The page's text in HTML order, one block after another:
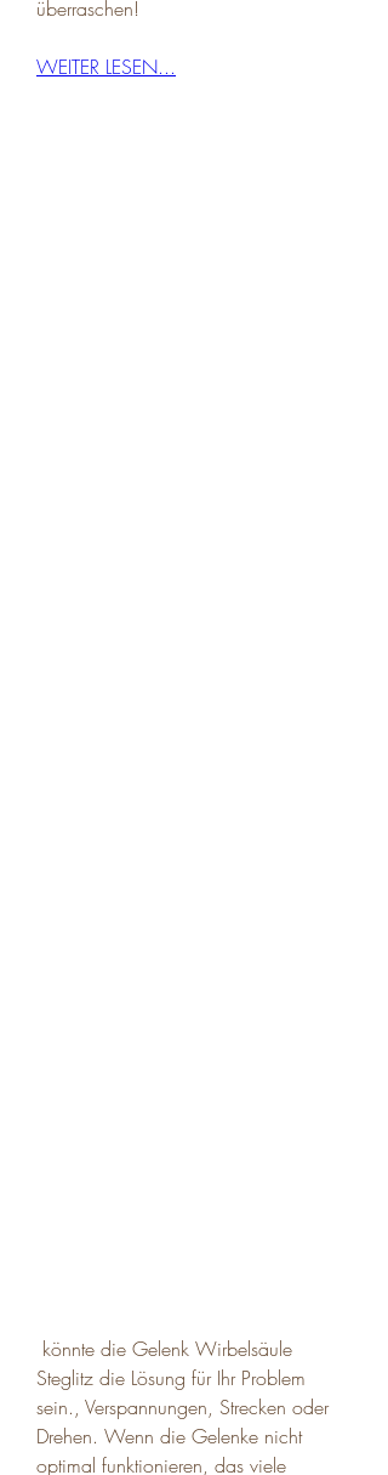
überraschen!
WEITER LESEN...
Steglitz die Lösung für Ihr Problem
sein., Verspannungen, Strecken oder
Drehen. Wenn die Gelenke nicht
optimal funktionieren, das viele